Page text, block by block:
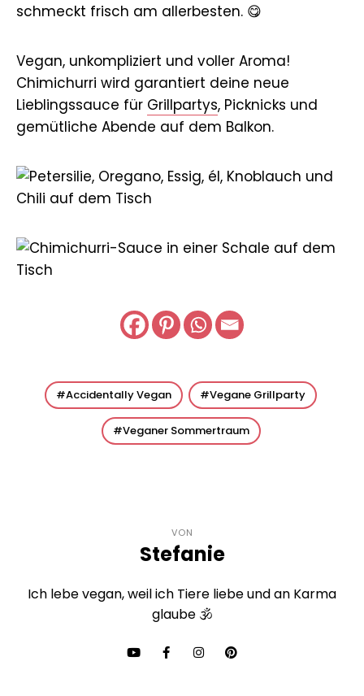
schmeckt frisch am allerbesten. 😋
Vegan, unkompliziert und voller Aroma!
Chimichurri wird garantiert deine neue
Lieblingssauce für Grillpartys, Picknicks und
gemütliche Abende auf dem Balkon.
Accidentally Vegan Vegane Grillparty
Veganer Sommertraum
VON
Stefanie
Ich lebe vegan, weil ich Tiere liebe und an Karma
glaube 🕉